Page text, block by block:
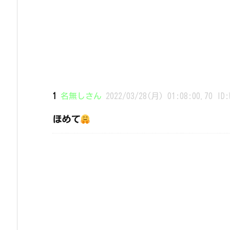
1 名無しさん 2022/03/28(月) 01:08:00.70
ほめて